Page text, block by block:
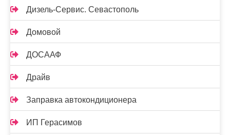
Дизель-Сервис. Севастополь
Домовой
ДОСААФ
Драйв
Заправка автокондиционера
ИП Герасимов